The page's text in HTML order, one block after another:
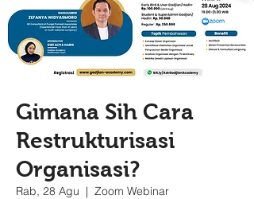
Gimana Sih Cara
Restrukturisasi
Organisasi?
Rab, 28 Agu
  |
Zoom Webinar